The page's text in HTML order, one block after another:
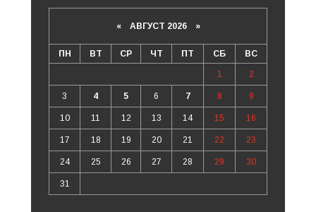
«АВГУСТ 2026 »
ПН ВТ СР ЧТ ПТ СБ ВС
1 2
3 4 5 6 7 8 9
10 11 12 13 14 15 16
17 18 19 20 21 22 23
24 25 26 27 28 29 30
31